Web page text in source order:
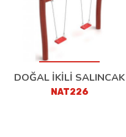
DOĞAL İKİLİ SALINCAK
NAT226